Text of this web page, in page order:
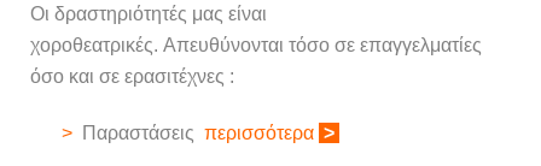
Οι δραστηριότητές μας είναι
χοροθεατρικές. Απευθύνονται τόσο σε επαγγελματίες
όσο και σε ερασιτέχνες :
> Παραστάσεις περισσότερα >